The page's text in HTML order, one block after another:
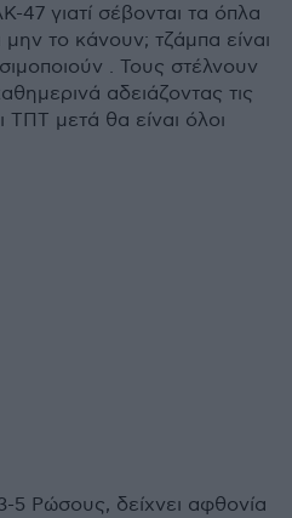
47 γιατί σέβονται τα όπλα
το κάνουν; τζάμπα είναι
. Τους στέλνουν
αδειάζοντας τις
ΤΠΤ μετά θα είναι όλοι
5 Ρώσους, δείχνει αφθονία